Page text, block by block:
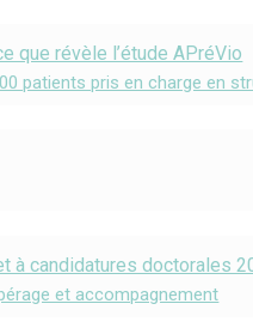
que révèle l’étude APréVio
patients pris en charge en
à candidatures doctorales
et accompagnement